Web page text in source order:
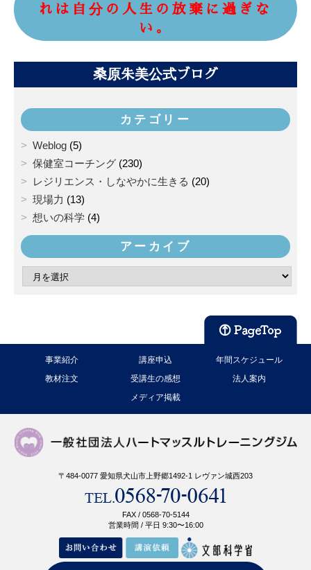
れは自分の人生の放棄に過ぎな
い。
桑原朱美公式ブログ
カテゴリー
Weblog(5)
保健室コーチング(230)
レジリエンス・しなやかに生きる (20)
現場力 (13)
想いの科学 (4)
アーカイブ
事業紹介 講座申込
年間スケジュール
教材注文
受講生の感想
法人案内
メディア掲載
〒484-0077 愛知県犬山市上野郷1492-1 レヴァン城西203
FAX / 0568-70-5144
営業時間 / 平日 9:30〜16:00